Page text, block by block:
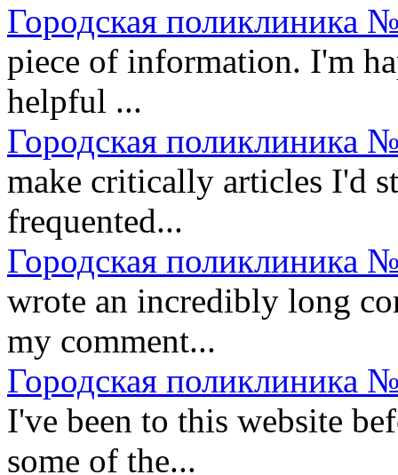
Городская поликлиника
piece of information. I'm
helpful ...
Городская поликлиника
make critically articles I'd
frequented...
Городская поликлиника
wrote an incredibly long
my comment...
Городская поликлиника
I've been to this website
some of the...